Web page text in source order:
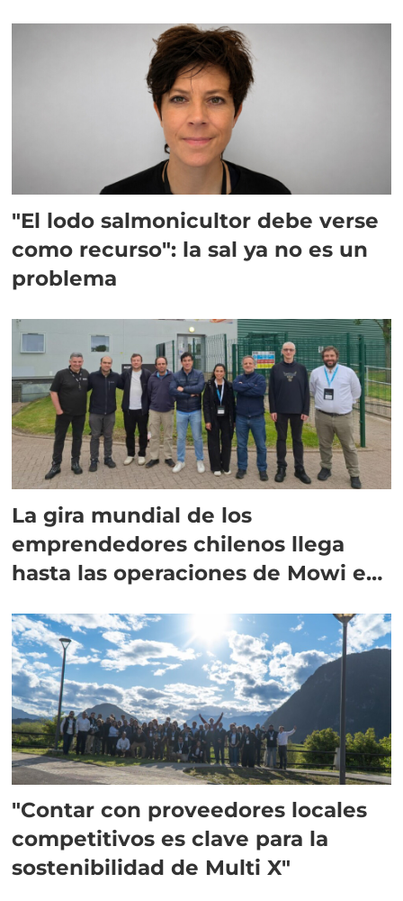
"El lodo salmonicultor debe verse
como recurso": la sal ya no es un
problema
La gira mundial de los
emprendedores chilenos llega
hasta las operaciones de Mowi en
"Contar con proveedores locales
competitivos es clave para la
sostenibilidad de Multi X"